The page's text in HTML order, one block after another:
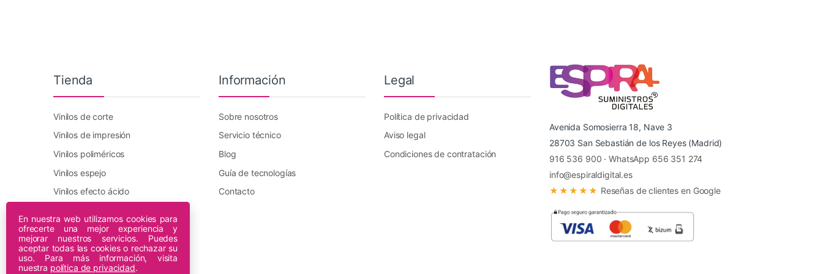
Tienda
Vinilos de corte
Vinilos de impresión
Vinilos poliméricos
Vinilos espejo
Vinilos efecto ácido
Plotters DTF Innuro
Plotters de impresión
Información
Sobre nosotros
Servicio técnico
Blog
Guía de tecnologías
Contacto
Legal
Política de privacidad
Aviso legal
Condiciones de contratación
Avenida Somosierra 18, Nave 3
28703 San Sebastián de los Reyes (Madrid)
916 536 900 ·WhatsApp 656 351 274
info@espiraldigital.es
★★★★★ Reseñas de clientes en Google
En nuestra web utilizamos cookies para
ofrecerte una mejor experiencia y
mejorar nuestros servicios. Puedes
aceptar todas las cookies o rechazar su
uso. Para más información, visita
nuestra política de privacidad.